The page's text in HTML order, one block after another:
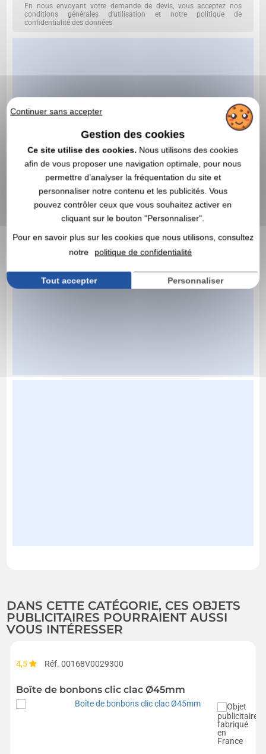
En nous envoyant votre demande de devis, vous acceptez nos
conditions générales d’utilisation et notre politique de
confidentialité des données
DANS CETTE CATÉGORIE, CES OBJETS
PUBLICITAIRES POURRAIENT AUSSI
VOUS INTÉRESSER
4,5 Réf. 00168V0029300
Boîte de bonbons clic clac Ø45mm
Continuer sans accepter
Gestion des cookies
Ce site utilise des cookies. Nous utilisons des cookies
afin de vous proposer une navigation optimale, pour nous
permettre d’analyser la fréquentation du site et
personnaliser notre contenu et les publicités. Vous
pouvez contrôler ceux que vous souhaitez activer en
cliquant sur le bouton "Personnaliser".
Pour en savoir plus sur les cookies que nous utilisons, consultez
notre
politique de confidentialité
Tout accepter Personnaliser